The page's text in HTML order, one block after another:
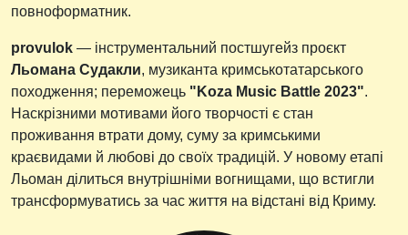
повноформатник.
provulok — інструментальний постшугейз проєкт
Льомана Судакли, музиканта кримськотатарського
походження; переможець "Koza Music Battle 2023".
Наскрізними мотивами його творчості є стан
проживання втрати дому, суму за кримськими
краєвидами й любові до своїх традицій. У новому етапі
Льоман ділиться внутрішніми вогнищами, що встигли
трансформуватись за час життя на відстані від Криму.